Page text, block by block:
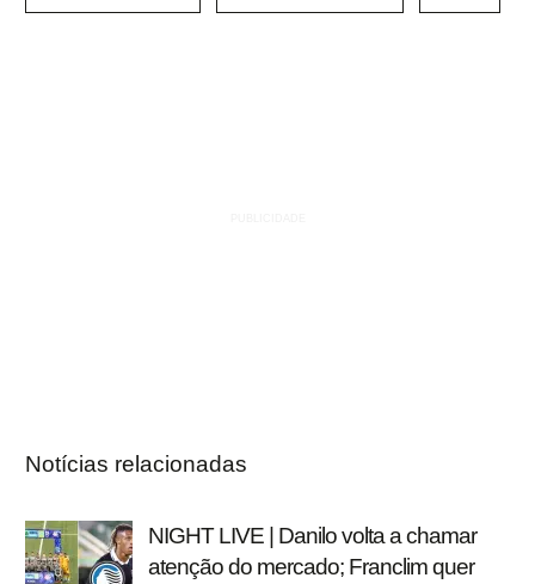
Notícias relacionadas
NIGHT LIVE | Danilo volta a chamar
atenção do mercado; Franclim quer